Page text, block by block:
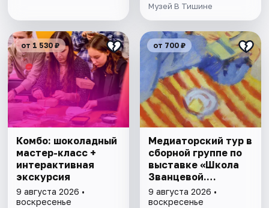
Музей В Тишине
от 1 530 ₽
Комбо: шоколадный
мастер-класс +
интерактивная
экскурсия
9 августа 2026 •
воскресенье
от 700 ₽
Медиаторский тур в
сборной группе по
выставке «Школа
Званцевой.
Лаборатория
модернизма»
9 августа 2026 •
воскресенье